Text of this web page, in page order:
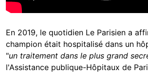
En 2019, le quotidien Le Parisien a
champion était hospitalisé dans un
"un traitement dans le plus grand
l'Assistance publique-Hôpitaux de